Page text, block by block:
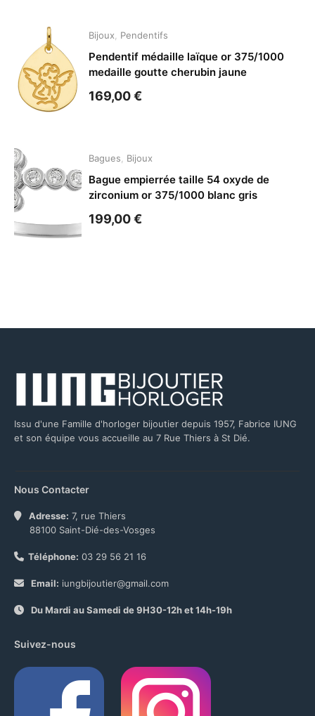
Bijoux Pendentifs
Pendentif médaille laïque or 375/1000
medaille goutte cherubin jaune
169,00€
Bagues Bijoux
Bague empierrée taille 54 oxyde de
zirconium or 375/1000 blanc gris
199,00€
Issu d'une Famille d'horloger bijoutier depuis 1957, Fabrice IUNG
et son équipe vous accueille au 7 Rue Thiers à St Dié.
Nous Contacter
Adresse: 7, rue Thiers
88100 Saint-Dié-des-Vosges
Téléphone: 03 29 56 21 16
Email: iungbijoutier@gmail.com
Du Mardi au Samedi de 9H30-12h et 14h-19h
Suivez-nous